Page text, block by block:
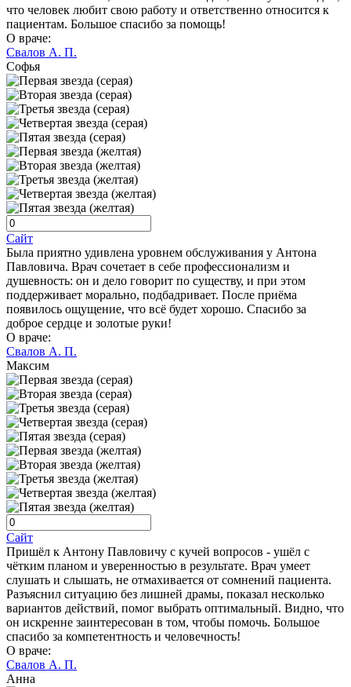
что человек любит свою работу и ответственно относится к
пациентам. Большое спасибо за помощь!
О враче:
Свалов А. П.
Софья
Сайт
Была приятно удивлена уровнем обслуживания у Антона
Павловича. Врач сочетает в себе профессионализм и
душевность: он и дело говорит по существу, и при этом
поддерживает морально, подбадривает. После приёма
появилось ощущение, что всё будет хорошо. Спасибо за
доброе сердце и золотые руки!
О враче:
Свалов А. П.
Максим
Сайт
Пришёл к Антону Павловичу с кучей вопросов - ушёл с
чётким планом и уверенностью в результате. Врач умеет
слушать и слышать, не отмахивается от сомнений пациента.
Разъяснил ситуацию без лишней драмы, показал несколько
вариантов действий, помог выбрать оптимальный. Видно, что
он искренне заинтересован в том, чтобы помочь. Большое
спасибо за компетентность и человечность!
О враче:
Свалов А. П.
Анна